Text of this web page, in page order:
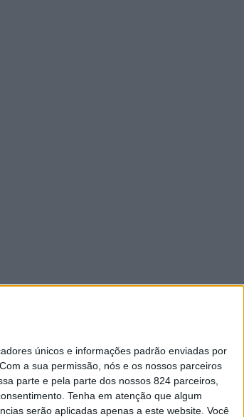
únicos e informações padrão enviadas por
Com a sua permissão, nós e os nossos parceiros
parte e pela parte dos nossos 824 parceiros,
Tenha em atenção que algum
serão aplicadas apenas a este website. Você